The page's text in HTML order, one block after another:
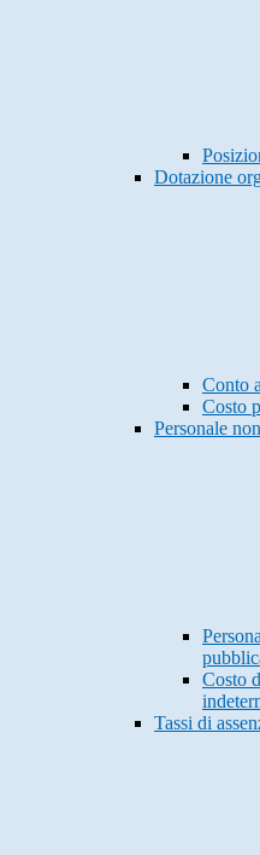
Dotazione
Conto
Costo
Personale
Costo
Tassi di